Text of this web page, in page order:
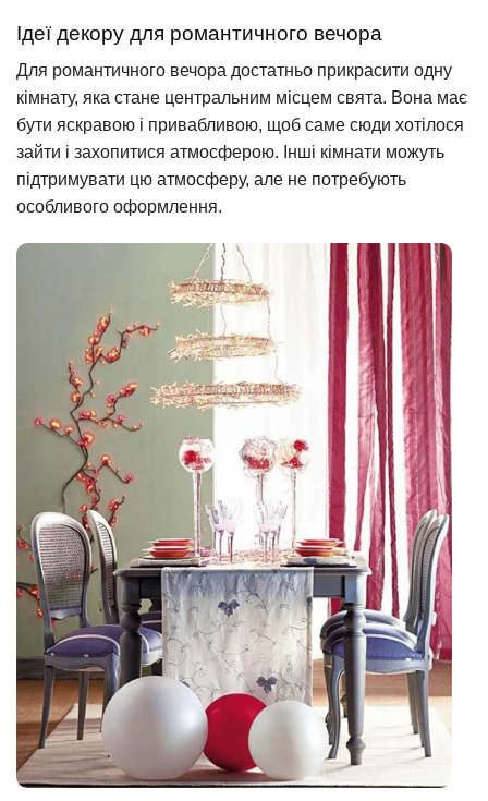
Ідеї декору для романтичного вечора
Для романтичного вечора достатньо прикрасити одну
кімнату, яка стане центральним місцем свята. Вона має
бути яскравою і привабливою, щоб саме сюди хотілося
зайти і захопитися атмосферою. Інші кімнати можуть
підтримувати цю атмосферу, але не потребують
особливого оформлення.